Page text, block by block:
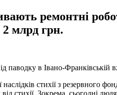
ремонтні
млрд грн.
паводку в Івано-
наслідків стихії з
стихії. Зокрема, сьогодні